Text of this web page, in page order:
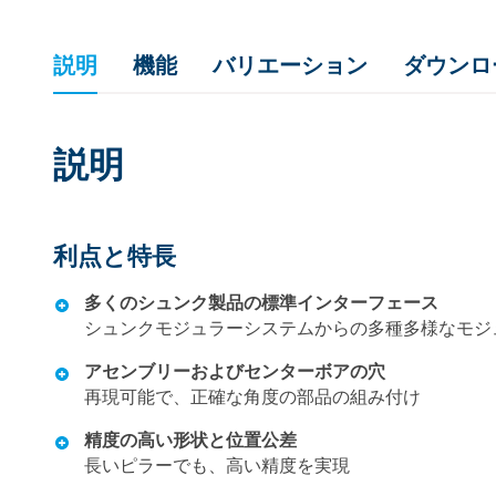
説明 機能 バリエーション ダウンロ
説明
利点と特長
多くのシュンク製品の標準インターフェース
シュンクモジュラーシステムからの多種多様なモ
アセンブリーおよびセンターボアの穴
再現可能で、正確な角度の部品の組み付け
精度の高い形状と位置公差
長いピラーでも、高い精度を実現